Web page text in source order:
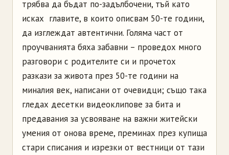
трябва да бъдат по-задълбочени, тъй като
исках главите, в които описвам 50-те години,
да изглеждат автентични. Голяма част от
проучванията бяха забавни – проведох много
разговори с родителите си и прочетох
разкази за живота през 50-те години на
миналия век, написани от очевидци; също така
гледах десетки видеоклипове за бита и
предавания за усвояване на важни житейски
умения от онова време, преминах през купища
стари списания и изрезки от вестници от тази